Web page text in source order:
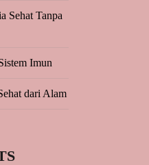
Sehat Tanpa
Imun
dari Alam